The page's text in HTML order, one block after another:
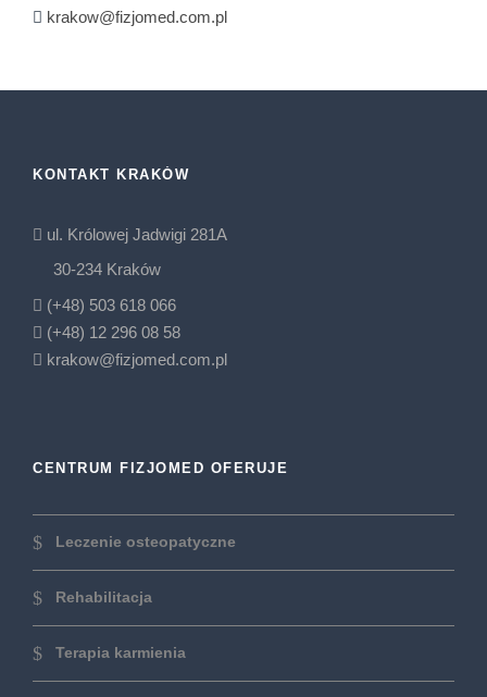
krakow@fizjomed.com.pl
KONTAKT KRAKÓW
ul. Królowej Jadwigi 281A
30-234 Kraków
(+48) 503 618 066
(+48) 12 296 08 58
krakow@fizjomed.com.pl
CENTRUM FIZJOMED OFERUJE
Leczenie osteopatyczne
Rehabilitacja
Terapia karmienia